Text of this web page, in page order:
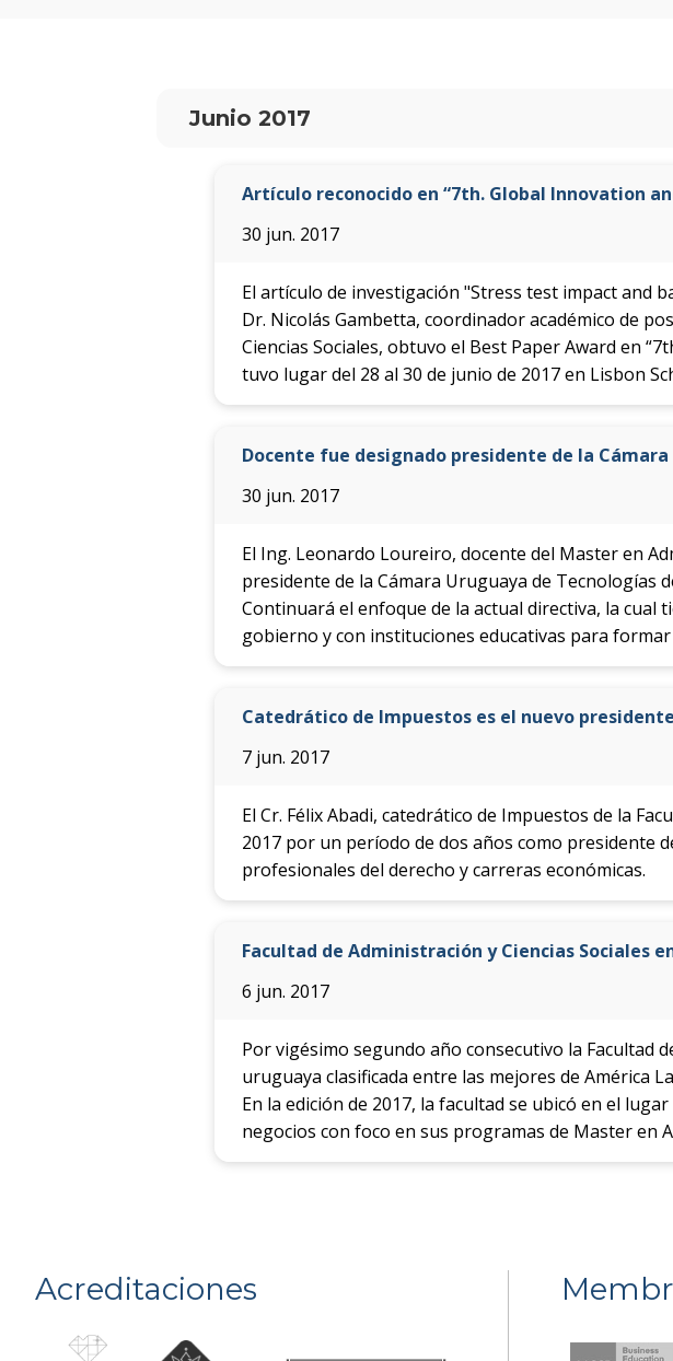
Junio 2017
Artículo reconocido en “7th. Global Innovation
30 jun. 2017
El artículo de investigación "Stress test impact and
Dr. Nicolás Gambetta, coordinador académico de
Ciencias Sociales, obtuvo el Best Paper Award en
tuvo lugar del 28 al 30 de junio de 2017 en Lisbon
Docente fue designado presidente de la
30 jun. 2017
El Ing. Leonardo Loureiro, docente del Master en
presidente de la Cámara Uruguaya de Tecnologías
Continuará el enfoque de la actual directiva, la
gobierno y con instituciones educativas para
Catedrático de Impuestos es el nuevo
7 jun. 2017
El Cr. Félix Abadi, catedrático de Impuestos de la
2017 por un período de dos años como
profesionales del derecho y carreras económicas.
Facultad de Administración y Ciencias Sociales
6 jun. 2017
Por vigésimo segundo año consecutivo la Facultad
uruguaya clasificada entre las mejores de América
En la edición de 2017, la facultad se ubicó en el
negocios con foco en sus programas de Master en
Acreditaciones